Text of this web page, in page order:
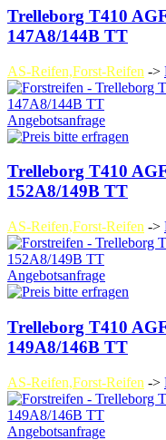
Trelleborg T410
147A8/144B TT
AS-Reifen,Forst-Reifen ->
Angebotsanfrage
Trelleborg T410
152A8/149B TT
AS-Reifen,Forst-Reifen ->
Angebotsanfrage
Trelleborg T410
149A8/146B TT
AS-Reifen,Forst-Reifen ->
Angebotsanfrage